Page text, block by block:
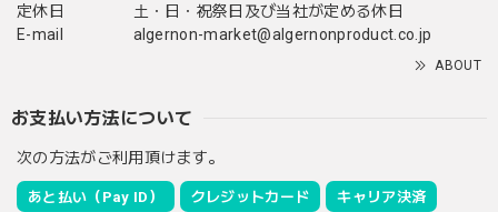
定休日
土・日・祝祭日及び当社が定める休日
E-mail
algernon-market@algernonproduct.co.jp
ABOUT
お支払い方法について
次の方法がご利用頂けます。
あと払い（Pay ID） クレジットカード キャリア決済